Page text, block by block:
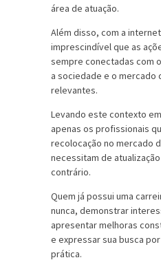
área de atuação.
Além disso, com a
imprescindível que as
sempre conectadas com
a sociedade e o mercado
relevantes.
Levando este contexto
apenas os profissionais
recolocação no mercado
necessitam de
contrário.
Quem já possui uma
nunca, demonstrar
apresentar melhoras
e expressar sua busca
prática.